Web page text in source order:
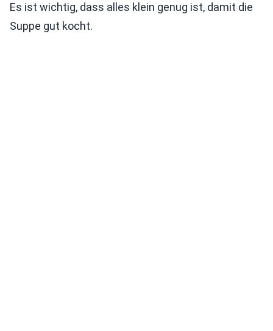
Es ist wichtig, dass alles klein genug ist, damit die
Suppe gut kocht.